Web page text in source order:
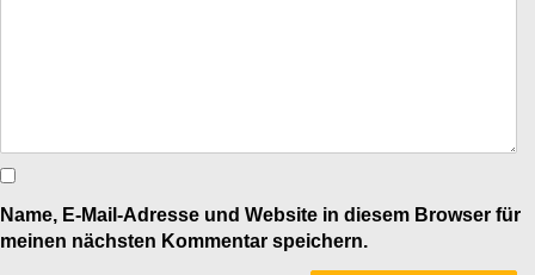
Name, E-Mail-Adresse und Website in diesem Browser für
meinen nächsten Kommentar speichern.